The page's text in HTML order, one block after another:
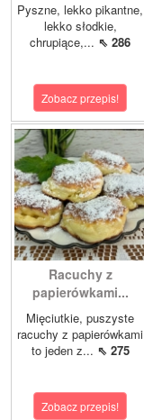
Pyszne, lekko pikantne,
lekko słodkie,
chrupiące,... ⇖ 286
Zobacz przepis!
Racuchy z
papierówkami...
Mięciutkie, puszyste
racuchy z papierówkami
to jeden z... ⇖ 275
Zobacz przepis!